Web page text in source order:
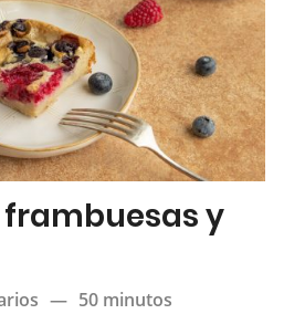
y
— 50 minutos